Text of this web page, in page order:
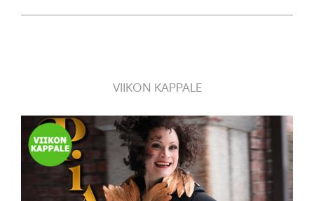
VIIKON KAPPALE